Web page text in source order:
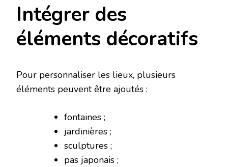
Intégrer des
éléments décoratifs
Pour personnaliser les lieux, plusieurs
éléments peuvent être ajoutés :
fontaines ;
jardinières ;
sculptures ;
pas japonais ;